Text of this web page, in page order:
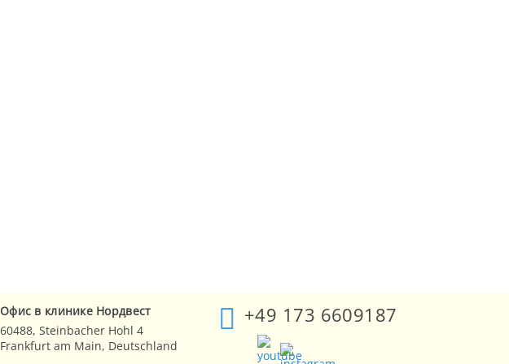
Офис в клинике Нордвест
60488, Steinbacher Hohl 4
Frankfurt am Main, Deutschland
+49 173 6609187